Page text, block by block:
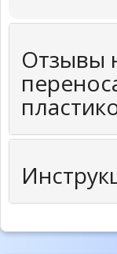
Отзывы